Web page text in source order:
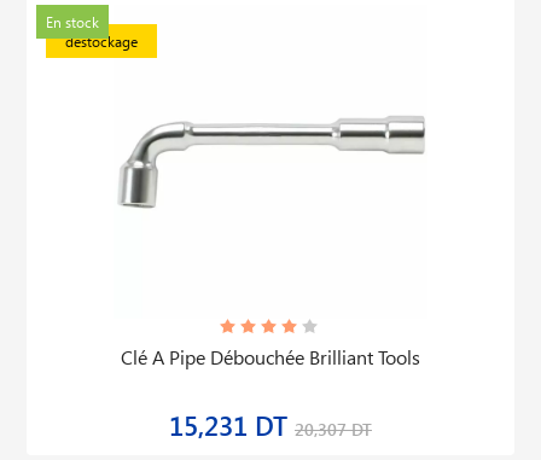
En stock
déstockage
Clé A Pipe Débouchée Brilliant Tools
15,231 DT 20,307 DT